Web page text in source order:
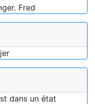
Fred
dans un état